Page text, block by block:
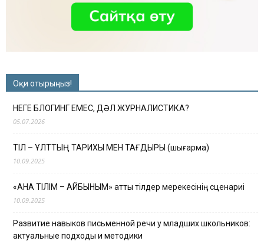
Оқи отырыңыз!
НЕГЕ БЛОГИНГ ЕМЕС, ДӘЛ ЖУРНАЛИСТИКА?
05.07.2026
ТІЛ – ҰЛТТЫҢ ТАРИХЫ МЕН ТАҒДЫРЫ (шығарма)
10.09.2025
«АНА ТІЛІМ – АЙБЫНЫМ» атты тілдер мерекесінің сценариі
10.09.2025
Развитие навыков письменной речи у младших школьников:
актуальные подходы и методики